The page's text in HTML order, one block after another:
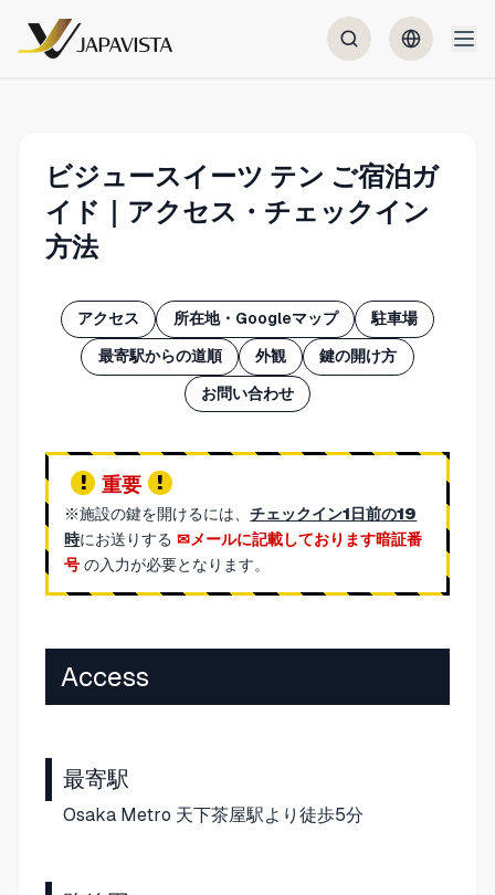
ビジュースイーツ テン ご宿泊ガ
イド｜アクセス・チェックイン
方法
アクセス 所在地・Googleマップ 駐車場
最寄駅からの道順 外観 鍵の開け方
お問い合わせ
重要
※施設の鍵を開けるには、チェックイン1日前の19
時にお送りする
メールに記載しております暗証番
号 の入力が必要となります。
Access
最寄駅
Osaka Metro 天下茶屋駅より徒歩5分